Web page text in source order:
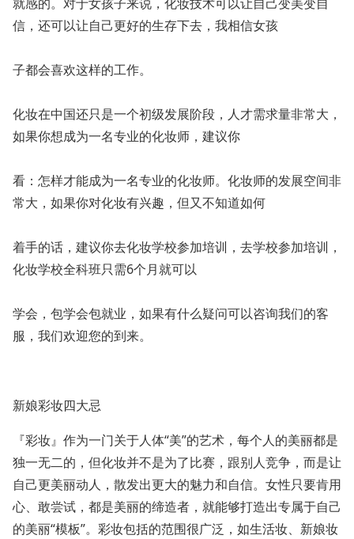
信，还可以让自己更好的生存下去，我相信女孩
子都会喜欢这样的工作。
化妆在中国还只是一个初级发展阶段，人才需求量非常大，
如果你想成为一名专业的化妆师，建议你
看：怎样才能成为一名专业的化妆师。化妆师的发展空间非
常大，如果你对化妆有兴趣，但又不知道如何
着手的话，建议你去化妆学校参加培训，去学校参加培训，
化妆学校全科班只需6个月就可以
学会，包学会包就业，如果有什么疑问可以咨询我们的客
服，我们欢迎您的到来。
新娘彩妆四大忌
『彩妆』作为一门关于人体“美”的艺术，每个人的美丽都是
独一无二的，但化妆并不是为了比赛，跟别人竞争，而是让
自己更美丽动人，散发出更大的魅力和自信。女性只要肯用
心、敢尝试，都是美丽的缔造者，就能够打造出专属于自己
的美丽“模板”。彩妆包括的范围很广泛，如生活妆、新娘妆